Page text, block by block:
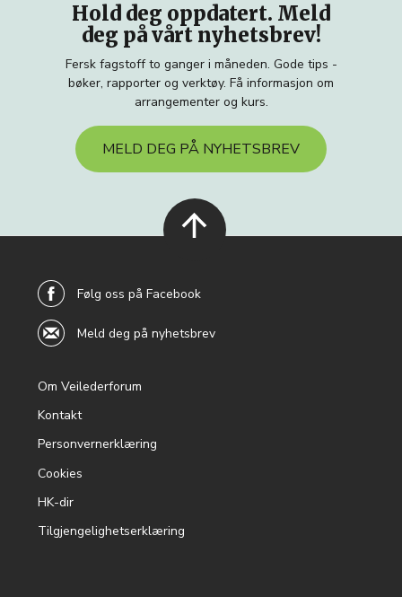
Hold deg oppdatert. Meld
deg på vårt nyhetsbrev!
Fersk fagstoff to ganger i måneden. Gode tips -
bøker, rapporter og verktøy. Få informasjon om
arrangementer og kurs.
MELD DEG PÅ NYHETSBREV
menu
Om Veilederforum
Kontakt
Personvernerklæring
Cookies
HK-dir
Tilgjengelighetserklæring
Følg oss på Facebook
Meld deg på nyhetsbrev